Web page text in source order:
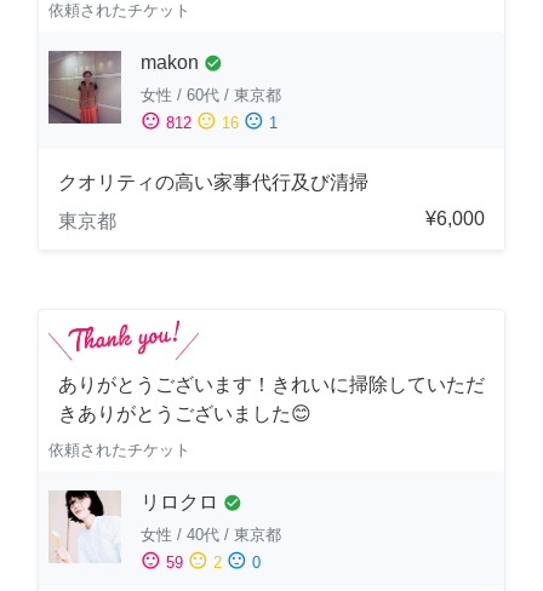
依頼されたチケット
makon check_circle
女性 / 60代 / 東京都
sentiment_satisfied 812 sentiment_neutral 16 sentiment_dissatisfied 1
クオリティの高い家事代行及び清掃
東京都
¥6,000
ありがとうございます！きれいに掃除していただ
きありがとうございました😊
依頼されたチケット
リロクロ check_circle
女性 / 40代 / 東京都
sentiment_satisfied 59 sentiment_neutral 2 sentiment_dissatisfied 0